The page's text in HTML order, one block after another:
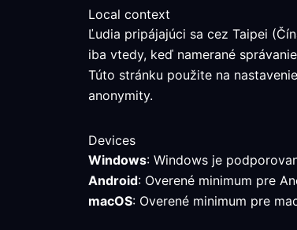
Local context
Ľudia pripájajúci sa cez Taipei
iba vtedy, keď namerané
Túto stránku použite na
anonymity.
Devices
Windows: Windows je
Android: Overené minimum pre
macOS: Overené minimum pre